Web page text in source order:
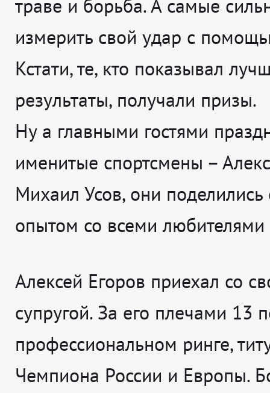
траве и борьба. А самые
измерить свой удар с
Кстати, те, кто показывал
результаты, получали призы.
Ну а главными гостями
именитые спортсмены –
Михаил Усов, они
опытом со всеми любителями
Алексей Егоров приехал со
супругой. За его плечами 13
профессиональном ринге,
Чемпиона России и Европы.